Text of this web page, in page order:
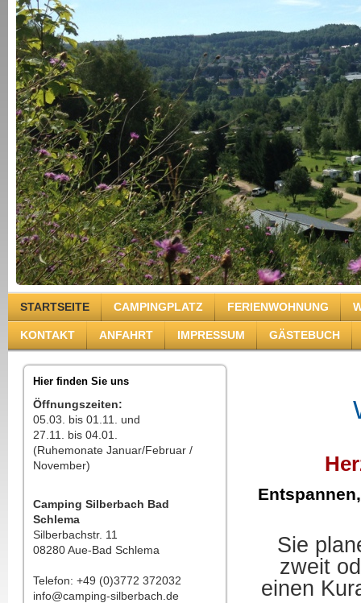
STARTSEITE CAMPINGPLATZ FERIENWOHNUNG
KONTAKT ANFAHRT IMPRESSUM GÄSTEBUCH
Hier finden Sie uns
Öffnungszeiten:
05.03. bis 01.11. und
27.11. bis 04.01.
(Ruhemonate Januar/Februar /
November)
Camping Silberbach Bad
Schlema
Silberbachstr. 11
08280 Aue-Bad Schlema
Telefon: +49 (0)3772 372032
info@camping-silberbach.de
Sie
zweit
einen